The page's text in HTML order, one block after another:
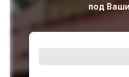
под